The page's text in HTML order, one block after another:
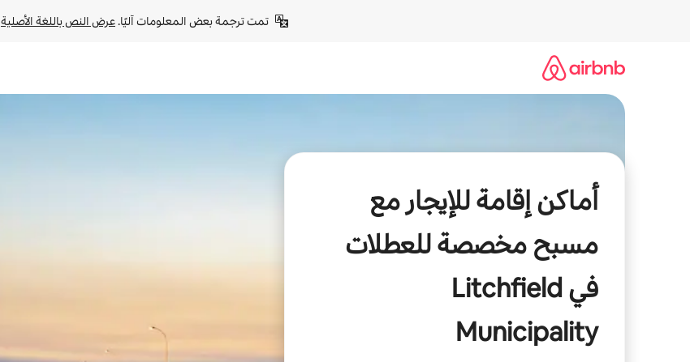
تمت ترجمة بعض المعلومات آليًا. عرض النص باللغة الأصلية
أماكن إقامة للإيجار مع
مسبح مخصصة للعطلات
في Litchfield
Municipality